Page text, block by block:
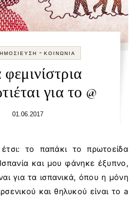
- ΚΟΙΝΩΝΊΑ
για το @
01.06.2017
και μου φάνηκε έξυπνο,
για τα ισπανικά, όπου η μόνη
και θηλυκού είναι το a